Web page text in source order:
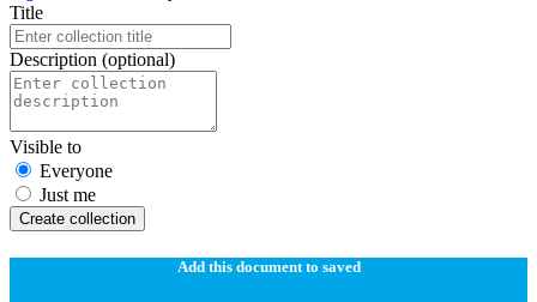
Title
Description (optional)
Visible to
Everyone
Just me
Create collection
Add this document to saved